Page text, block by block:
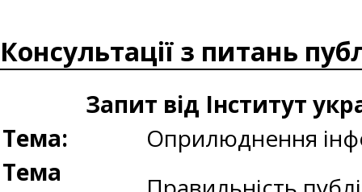
Консультації з питань
Запит від Інститут
Тема:
Оприлюднення
Тема